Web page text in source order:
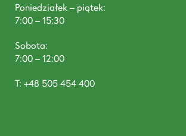
Poniedziałek – piątek:
7:00 – 15:30
Sobota:
7:00 – 12:00
T: +48 505 454 400